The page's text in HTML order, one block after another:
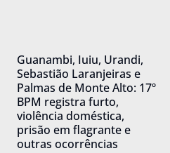
Guanambi, Iuiu, Urandi,
Sebastião Laranjeiras e
Palmas de Monte Alto: 17º
BPM registra furto,
violência doméstica,
prisão em flagrante e
outras ocorrências